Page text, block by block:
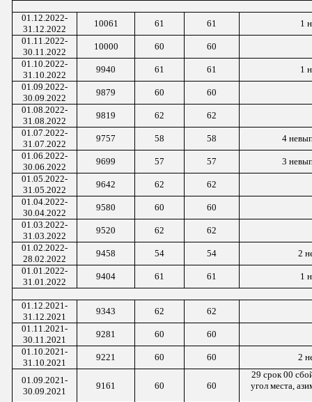
01.12.2022-
31.12.2022
10061 61 61 1
01.1 1 .2022-
30 .1 1 .2022
10000 60
60
01. 10 .2022-
31 10 .2022
9940 61 61 1
01.09 .2022-
30 .09 .2022
9879 60
60
01.08 .2022-
31.08 .2022
9819 62
62
01.07.2022-
31.07.2022
9757 58 58 4
01.06 .2022-
30.06 .2022
9699 57 57
3
01.05 .2022-
31 .05 .2022
9642 62
62
01.04.2022-
30.04.2022
9580 60
60
01.03 .2022-
31 .03 .2022
9520 62
62
01.02 .2022-
28 .02 .2022
9458 54 54 2
01. 01 .2022-
31. 01 .2022
9404 61 61 1
01.1 2 .2021-
31 .1 2 .2021
9343 62
62
01.1 1 .2021-
30 .1 1 .2021
9281 60
60
01.10.2021-
31.10.2021
9221 60 60 2
01.09.2021-
30.09.2021
9161 60 60
29 срок 00
угол места,